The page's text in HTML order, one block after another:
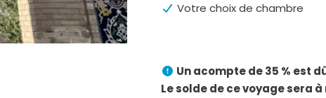
Votre choix de chambre
Un acompte de 35 % est
Le solde de ce voyage sera